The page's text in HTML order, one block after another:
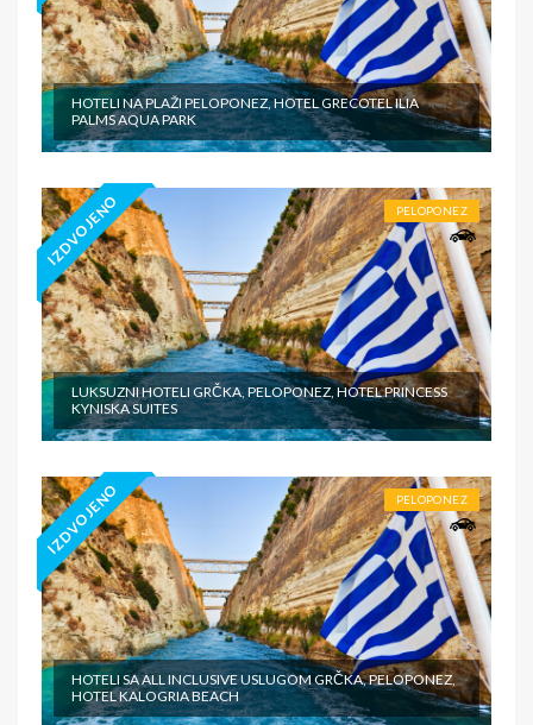
HOTELI NA PLAŽI PELOPONEZ, HOTEL GRECOTEL ILIA
PALMS AQUA PARK
IZDVOJENO PELOPONEZ
LUKSUZNI HOTELI GRČKA, PELOPONEZ, HOTEL PRINCESS
KYNISKA SUITES
IZDVOJENO PELOPONEZ
HOTELI SA ALL INCLUSIVE USLUGOM GRČKA, PELOPONEZ,
HOTEL KALOGRIA BEACH